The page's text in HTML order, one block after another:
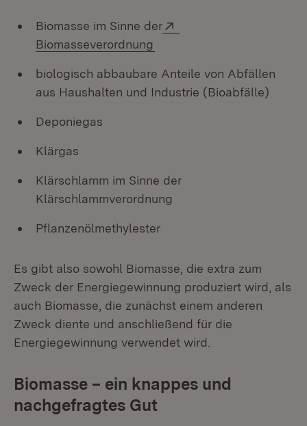
Biomasse im Sinne der
Biomasseverordnung
biologisch abbaubare Anteile von Abfällen
aus Haushalten und Industrie (Bioabfälle)
Deponiegas
Klärgas
Klärschlamm im Sinne der
Klärschlammverordnung
Pflanzenölmethylester
Es gibt also sowohl Biomasse, die extra zum
Zweck der Energiegewinnung produziert wird, als
auch Biomasse, die zunächst einem anderen
Zweck diente und anschließend für die
Energiegewinnung verwendet wird.
Biomasse – ein knappes und
nachgefragtes Gut